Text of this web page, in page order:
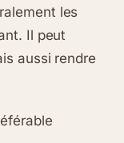
les
Il peut
aussi rendre